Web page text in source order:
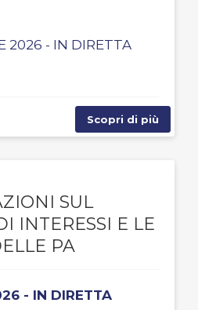
2026 - IN DIRETTA
Scopri di più
SUL
INTERESSI E LE
PA
- IN DIRETTA